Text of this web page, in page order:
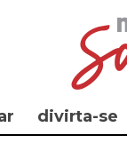
divirta-se